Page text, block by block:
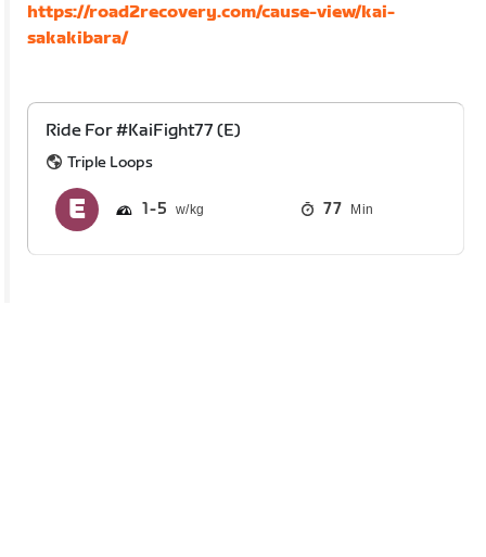
https://road2recovery.com/cause-view/kai-
sakakibara/
Ride For #KaiFight77 (E)
Triple Loops
1 5 77 Min